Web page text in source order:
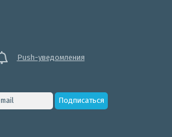
Push-уведомления